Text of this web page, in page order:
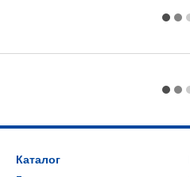
Каталог